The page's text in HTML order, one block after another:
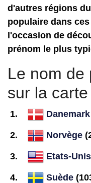
d'autres régions
populaire dans
l'occasion de
prénom le plus
Le nom de
sur la carte
Danemark
Norvège
Etats-
Suède